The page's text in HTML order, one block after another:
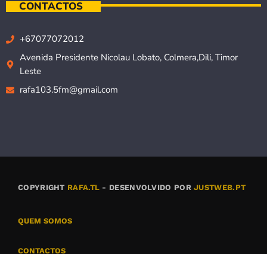
CONTACTOS
+67077072012
Avenida Presidente Nicolau Lobato, Colmera,Dili, Timor
Leste
rafa103.5fm@gmail.com
COPYRIGHT RAFA.TL - DESENVOLVIDO PORJUSTWEB.PT
QUEM SOMOS
CONTACTOS